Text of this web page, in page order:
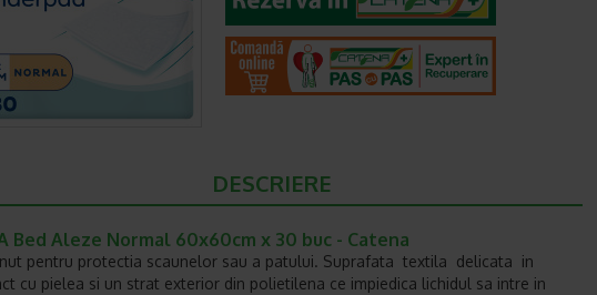
DESCRIERE
Bed Aleze Normal 60x60cm x 30 buc - Catena
pentru protectia scaunelor sau a patului. Suprafata textila delicata in
cu pielea si un strat exterior din polietilena ce impiedica lichidul sa intre in